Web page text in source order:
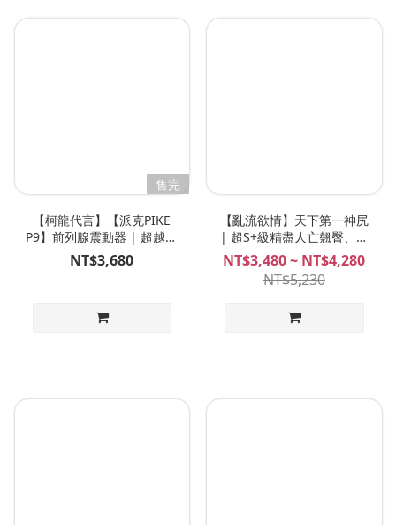
售完
【柯龍代言】【派克PIKE
P9】前列腺震動器 | 超越史
詩級爽度、360°旋轉攪動、
真正有感、爆強超刺激前列
NT$3,680
【亂流欲情】天下第一神尻
| 超S+級精盡人亡翹臀、亂
流肉壁構造、Plan B 神之
作！！！伊藤優 翹臀自慰套
飛機杯
NT$3,480 ~ NT$4,280
NT$5,230